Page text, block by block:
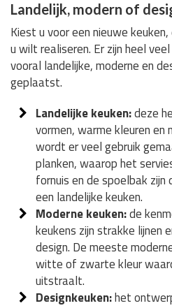
Landelijk, modern of
Kiest u voor een nieuwe
u wilt realiseren. Er zijn heel
vooral landelijke, moderne en
geplaatst.
Landelijke keuken:deze
vormen, warme kleuren en
wordt er veel gebruik
planken, waarop het
fornuis en de spoelbak
een landelijke keuken.
Moderne keuken:de
keukens zijn strakke lijnen
design. De meeste
witte of zwarte kleur
uitstraalt.
Designkeuken:het